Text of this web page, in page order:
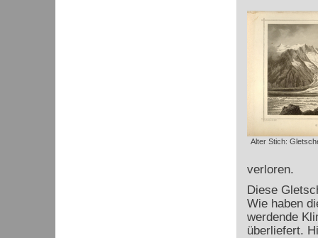
Alter Stich:
verloren.
Diese
Wie haben
werdende
überliefert.